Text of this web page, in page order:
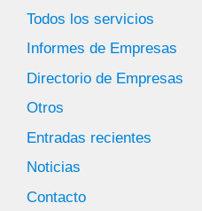
Todos los servicios
Informes de Empresas
Directorio de Empresas
Otros
Entradas recientes
Noticias
Contacto